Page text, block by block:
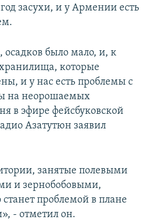
засухи, и у Армении есть
осадков было мало, и, к
которые
и у нас есть проблемы с
на неорошаемых
в эфире фейсбуковской
Азатутюн заявил
занятые полевыми
и зернобобовыми,
проблемой в плане
- отметил он.